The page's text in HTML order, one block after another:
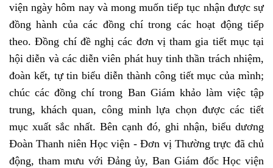
viện ngày hôm nay và mong muốn tiếp tục nhận được sự
đồng hành của các đồng chí trong các hoạt động tiếp
theo. Đồng chí đề nghị các đơn vị tham gia tiết mục tại
hội diễn và các diễn viên phát huy tinh thần trách nhiệm,
đoàn kết, tự tin biểu diễn thành công tiết mục của mình;
chúc các đồng chí trong Ban Giám khảo làm việc tập
trung, khách quan, công minh lựa chọn được các tiết
mục xuất sắc nhất. Bên cạnh đó, ghi nhận, biểu dương
Đoàn Thanh niên Học viện - Đơn vị Thường trực đã chủ
động, tham mưu với Đảng ủy, Ban Giám đốc Học viện